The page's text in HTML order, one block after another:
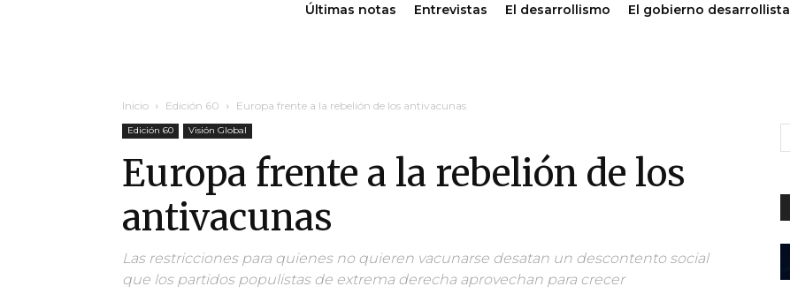
Últimas notas Entrevistas El desarrollismo El gobierno desarrollista
Inicio Edición 60 Europa frente a la rebelión de los antivacunas
Edición 60 Visión Global
Europa frente a la rebelión de los
antivacunas
Las restricciones para quienes no quieren vacunarse desatan un descontento social
que los partidos populistas de extrema derecha aprovechan para crecer